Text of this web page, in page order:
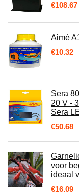
€108.67
Aimé
€10.32
Sera
20 V -
Sera
€50.68
voor
ideaal
€16.09